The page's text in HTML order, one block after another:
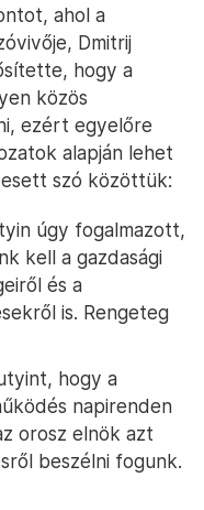
ahol a
Dmitrij
hogy a
közös
ezért egyelőre
alapján lehet
szó közöttük:
úgy fogalmazott,
kell a gazdasági
és a
is. Rengeteg
hogy a
napirenden
orosz elnök azt
beszélni fogunk.